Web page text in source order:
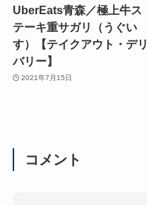
UberEats青森／極上牛ス
テーキ重サガリ（うぐい
す）【テイクアウト・デリ
バリー】
2021年7月15日
コメント